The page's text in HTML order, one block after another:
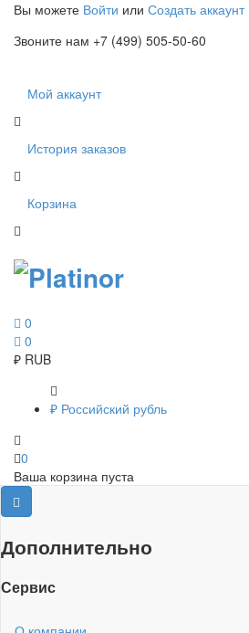
Вы можете Войти или Создать аккаунт
Звоните нам +7 (499) 505-50-60
Мой аккаунт
История заказов
Корзина
0
0
₽ RUB
₽ Российский рубль
0
Ваша корзина пуста
Дополнительно
Сервис